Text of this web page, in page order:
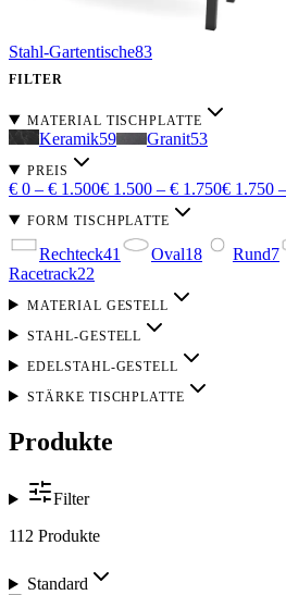
Stahl-Gartentische83
FILTER
MATERIAL TISCHPLATTE
Keramik59 Granit53
PREIS
€ 0 – € 1.500€ 1.500 – € 1.750€ 1.750
FORM TISCHPLATTE
Rechteck41 Oval18 Rund7
Racetrack22
MATERIAL GESTELL
STAHL-GESTELL
EDELSTAHL-GESTELL
STÄRKE TISCHPLATTE
Produkte
Filter
112 Produkte
Standard